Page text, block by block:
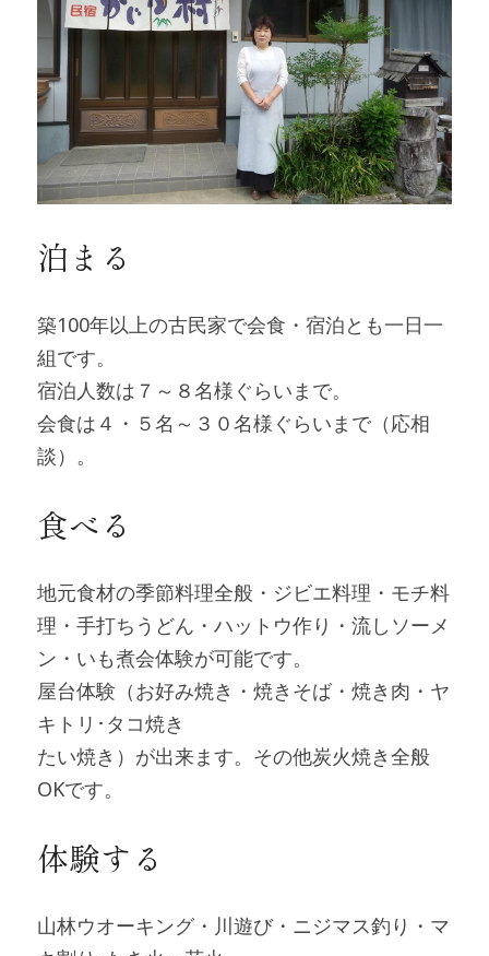
泊まる
築100年以上の古民家で会食・宿泊とも一日一
組です。
宿泊人数は７～８名様ぐらいまで。
会食は４・５名～３０名様ぐらいまで（応相
談）。
食べる
地元食材の季節料理全般・ジビエ料理・モチ料
理・手打ちうどん・ハットウ作り・流しソーメ
ン・いも煮会体験が可能です。
屋台体験（お好み焼き・焼きそば・焼き肉・ヤ
キトリ･タコ焼き
たい焼き）が出来ます。その他炭火焼き全般
OKです。
体験する
山林ウオーキング・川遊び・ニジマス釣り・マ